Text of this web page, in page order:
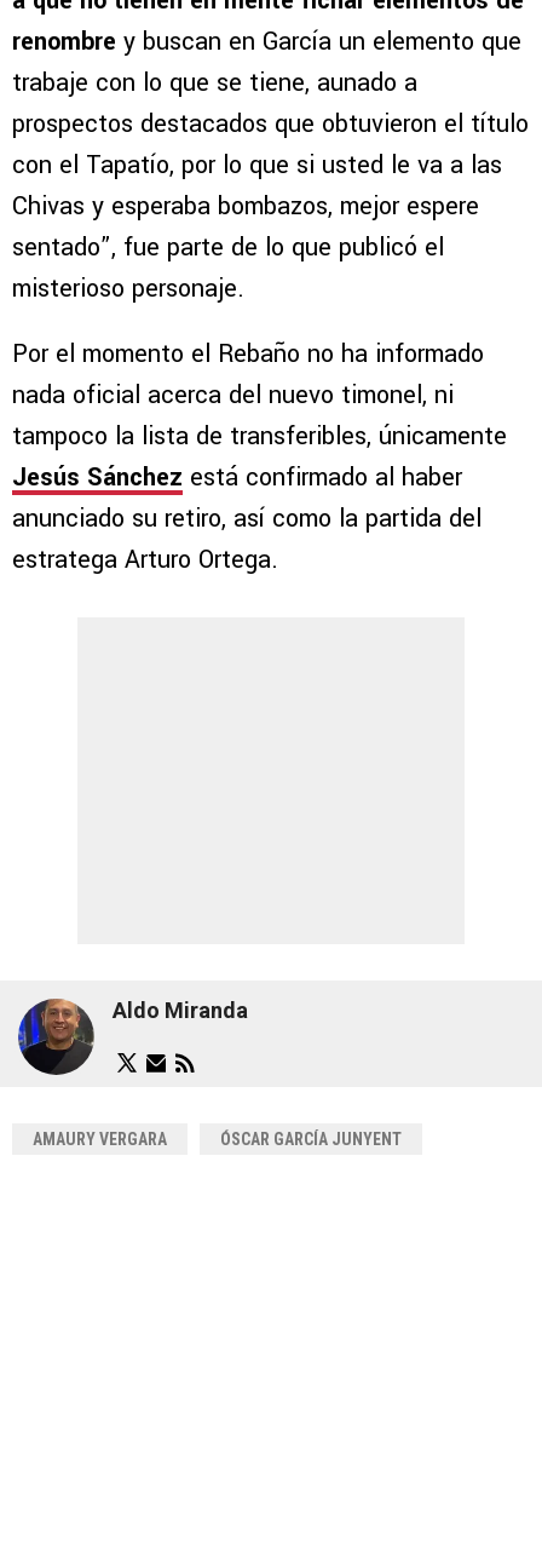
renombre y buscan en García un elemento que
trabaje con lo que se tiene, aunado a
prospectos destacados que obtuvieron el título
con el Tapatío, por lo que si usted le va a las
Chivas y esperaba bombazos, mejor espere
sentado”, fue parte de lo que publicó el
misterioso personaje.
Por el momento el Rebaño no ha informado
nada oficial acerca del nuevo timonel, ni
tampoco la lista de transferibles, únicamente
Jesús Sánchez está confirmado al haber
anunciado su retiro, así como la partida del
estratega Arturo Ortega.
Aldo Miranda
AMAURY VERGARA ÓSCAR GARCÍA JUNYENT